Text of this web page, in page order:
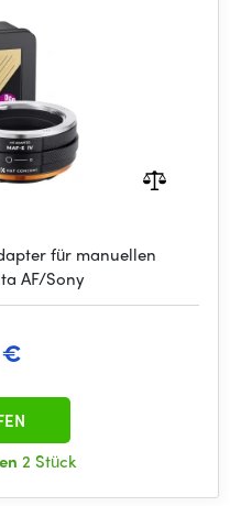
für manuellen
AF/Sony
2 Stück